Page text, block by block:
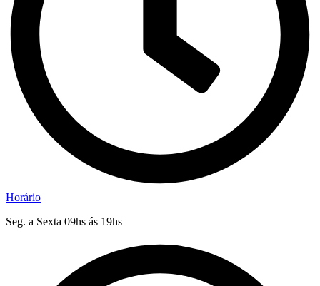
Horário
Seg. a Sexta 09hs ás 19hs